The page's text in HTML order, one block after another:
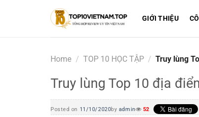
GIỚI THIỆU
Home / TOP 10 HỌC TẬP / Truy lùng
Truy lùng Top 10 địa
Posted on 11/10/2020by admin 52